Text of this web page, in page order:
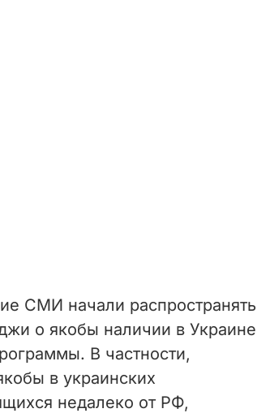
СМИ начали распространять
о якобы наличии в Украине
В частности,
в украинских
недалеко от РФ,